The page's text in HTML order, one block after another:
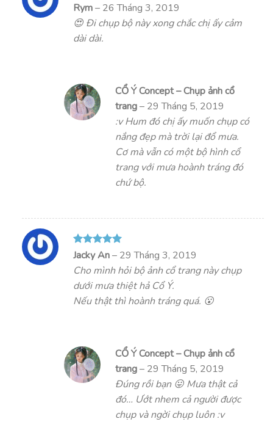
Được xếp
hạng
sao
Rym– 26 Tháng 3, 2019
😍 Đi chụp bộ này xong chắc chị ấy cảm
dài dài.
CỔ Ý Concept – Chụp ảnh cổ
trang– 29 Tháng 5, 2019
:v Hum đó chị ấy muốn chụp có
nắng đẹp mà trời lại đổ mưa.
Cơ mà vẫn có một bộ hình cổ
trang với mưa hoành tráng đó
chứ bộ.
Được xếp
hạng
sao
Jacky An– 29 Tháng 3, 2019
Cho mình hỏi bộ ảnh cổ trang này chụp
dưới mưa thiệt hả Cổ Ý.
Nếu thật thì hoành tráng quá. 😮
CỔ Ý Concept – Chụp ảnh cổ
trang– 29 Tháng 5, 2019
Đúng rồi bạn 😛 Mưa thật cả
đó… Ướt nhem cả người được
chụp và ngời chụp luôn :v